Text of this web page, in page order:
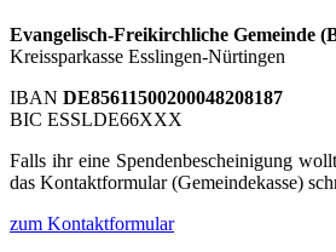
Evangelisch-Freikirchliche Gemeinde
Kreissparkasse Esslingen-Nürtingen
IBAN DE85611500200048208187
BIC ESSLDE66XXX
Falls ihr eine Spendenbescheinigung
das Kontaktformular (Gemeindekasse)
zum Kontaktformular